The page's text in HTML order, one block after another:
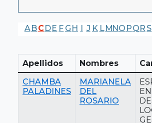
A BCDE F G H I J K LMNO PQR S
Apellidos Nombres
CHAMBA
PALADINES
MARIANELA
DEL
ROSARIO
EN